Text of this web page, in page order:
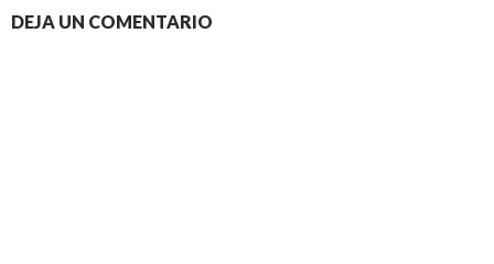
DEJA UN COMENTARIO